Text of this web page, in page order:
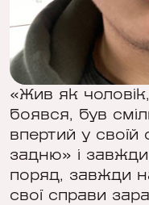
«Жив як
боявся, був
впертий у своїй
задню» і
поряд, завжди
свої справи